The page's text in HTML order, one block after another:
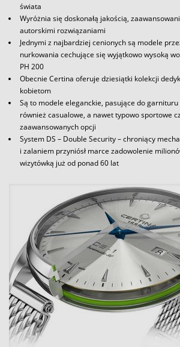
świata
Wyróżnia się doskonałą jakością,
autorskimi rozwiązaniami
Jednymi z najbardziej cenionych są modele
nurkowania cechujące się wyjątkowo wysoką
PH 200
Obecnie Certina oferuje dziesiątki kolekcji
kobietom
Są to modele eleganckie, pasujące do garnituru
również casualowe, a nawet typowo sportowe
zaawansowanych opcji
System DS – Double Security – chroniący
i zalaniem przyniósł marce zadowolenie
wizytówką już od ponad 60 lat